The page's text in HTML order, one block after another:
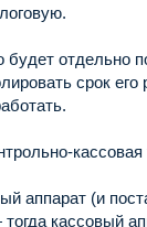
отдельно
срок
аппарат (и
кассовый